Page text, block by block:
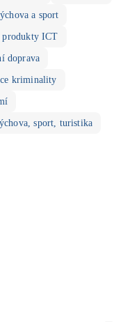
a sport
produkty ICT
doprava
kriminality
sport, turistika